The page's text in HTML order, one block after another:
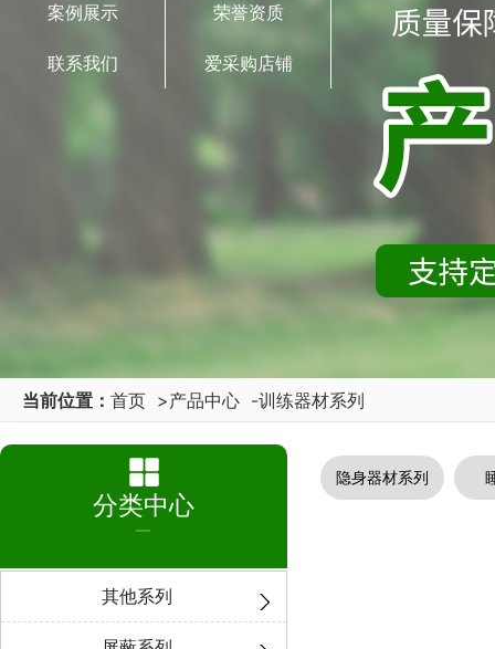
案例展示 荣誉资质
联系我们 爱采购店铺
当前位置： 首页 >产品中心 -训练器材系列
分类中心
PRODUCT
其他系列
隐身器材系列